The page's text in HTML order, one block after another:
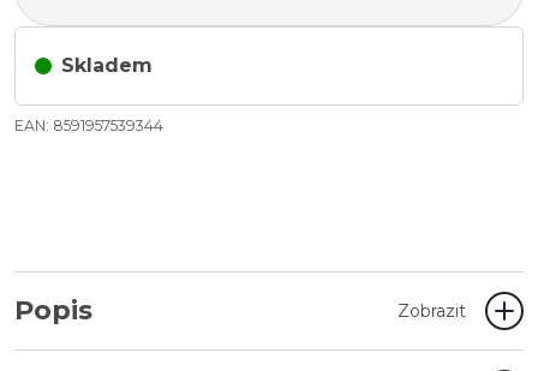
Skladem
EAN: 8591957539344
Popis Zobrazit